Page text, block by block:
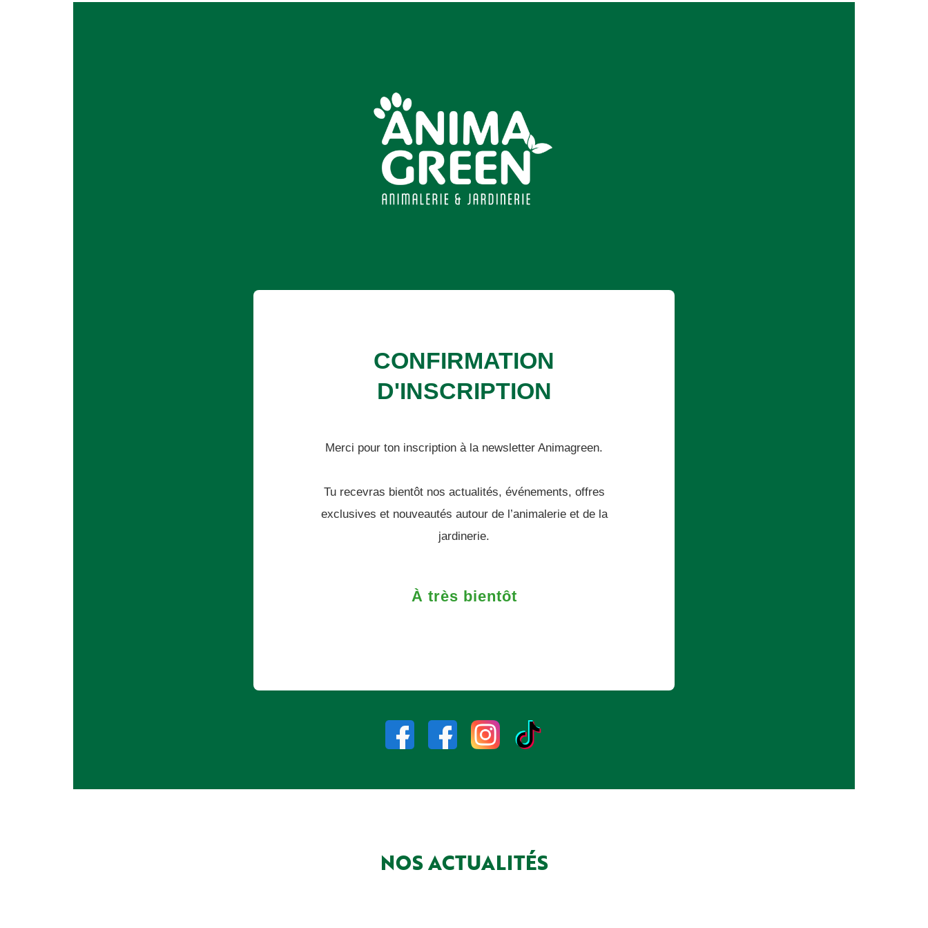
CONFIRMATION
D'INSCRIPTION
Merci pour ton inscription à la newsletter Animagreen.
Tu recevras bientôt nos actualités, événements, offres
exclusives et nouveautés autour de l’animalerie et de la
jardinerie.
À très bientôt
NOS ACTUALITÉS